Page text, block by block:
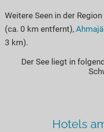
Weitere Seen in der
(ca. 0 km entfernt),
3 km).
Der See liegt in
Hotels